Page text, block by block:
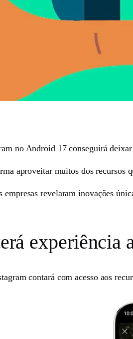
no Android 17 conseguirá
aproveitar muitos dos recursos
empresas revelaram inovações
experiência
contará com acesso aos